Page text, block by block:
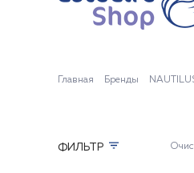
Главная Бренды
ФИЛЬТР